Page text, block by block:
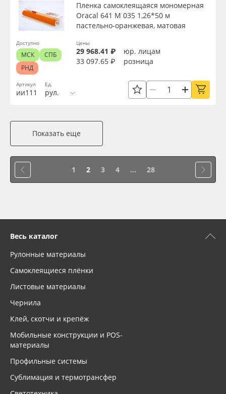
Артикул
ии111
Пленка самоклеящаяся мономерная
Oracal 641 M 035 1,26*50 м
пастельно-оранжевая, матовая
Ед.
рул.
Цены
29 968.41 ₽
юр. лицам
33 097.65 ₽
розница
Доступно
МСК
СПБ
РНД
Показать еще
1 2 3 4 ... 28
Весь каталог
Рулонные материалы
Самоклеящиеся плёнки
Листовые материалы
Чернила
Клей, скотчи и крепёж
Мобильные конструкции и POS-
материалы
Профильные системы
Сублимация и термотрансфер